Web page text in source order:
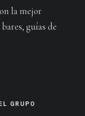
la mejor
guías de
GRUPO